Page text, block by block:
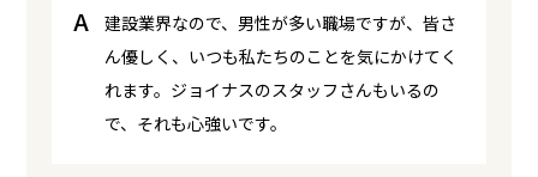
建設業界なので、男性が多い職場ですが、皆さ
ん優しく、いつも私たちのことを気にかけてく
れます。ジョイナスのスタッフさんもいるの
で、それも心強いです。